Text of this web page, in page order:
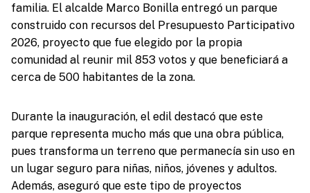
familia. El alcalde Marco Bonilla entregó un parque
construido con recursos del Presupuesto Participativo
2026, proyecto que fue elegido por la propia
comunidad al reunir mil 853 votos y que beneficiará a
cerca de 500 habitantes de la zona.
Durante la inauguración, el edil destacó que este
parque representa mucho más que una obra pública,
pues transforma un terreno que permanecía sin uso en
un lugar seguro para niñas, niños, jóvenes y adultos.
Además, aseguró que este tipo de proyectos